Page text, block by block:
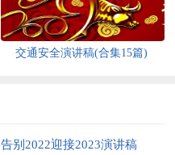
交通安全演讲稿(合集15篇)
告别2022迎接2023演讲稿